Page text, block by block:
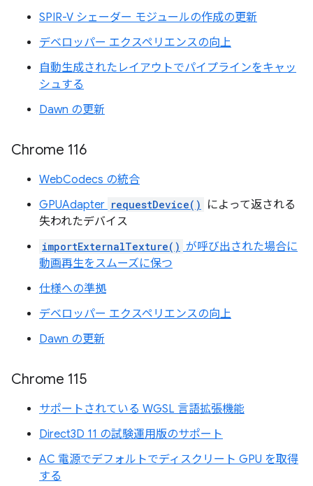
SPIR-V シェーダー モジュールの作成の更新
デベロッパー エクスペリエンスの向上
自動生成されたレイアウトでパイプラインをキャッ
シュする
Dawn の更新
Chrome 116
WebCodecs の統合
GPUAdapter requestDevice()
によって返される
失われたデバイス
importExternalTexture() が呼び出された場合に
動画再生をスムーズに保つ
仕様への準拠
デベロッパー エクスペリエンスの向上
Dawn の更新
Chrome 115
サポートされている WGSL 言語拡張機能
Direct3D 11 の試験運用版のサポート
AC 電源でデフォルトでディスクリート GPU を取得
する